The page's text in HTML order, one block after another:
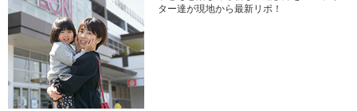
ター達が現地から最新リポ！